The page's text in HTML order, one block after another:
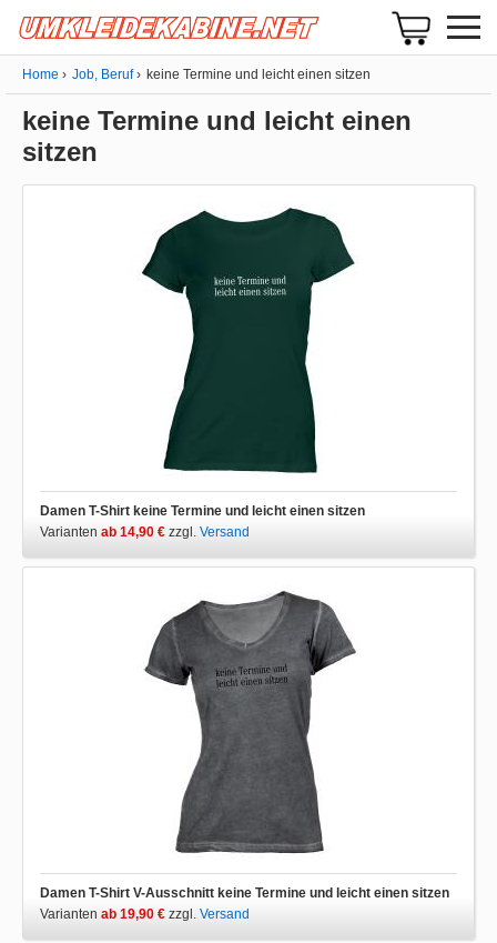
Home Job, Beruf keine Termine und leicht einen sitzen
keine Termine und leicht einen
sitzen
Damen T-Shirt keine Termine und leicht einen sitzen
Varianten ab 14,90 € zzgl. Versand
Damen T-Shirt V-Ausschnitt keine Termine und leicht einen sitzen
Varianten ab 19,90 € zzgl. Versand